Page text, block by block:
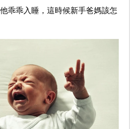
乖乖入睡，這時候新手爸媽該怎